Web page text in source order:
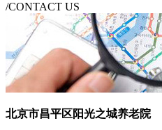
/CONTACT US
北京市昌平区阳光之城养老院